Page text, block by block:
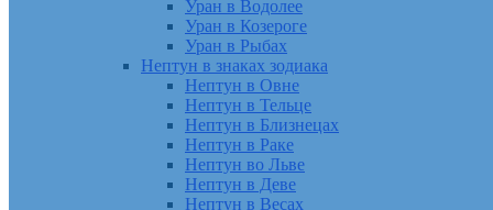
Уран в Водолее
Уран в Козероге
Уран в Рыбах
Нептун в знаках зодиака
Нептун в Овне
Нептун в Тельце
Нептун в Близнецах
Нептун в Раке
Нептун во Льве
Нептун в Деве
Нептун в Весах